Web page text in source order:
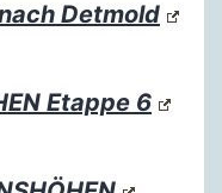
Detmold
Etappe 6